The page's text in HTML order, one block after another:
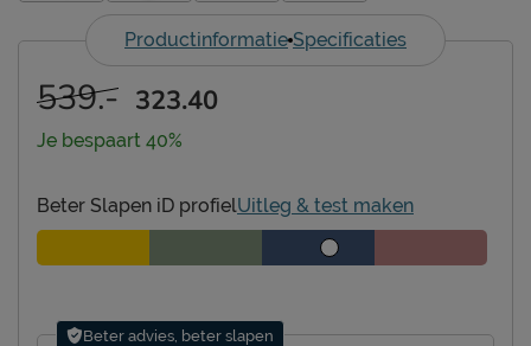
Productinformatie Specificaties
Beter Slapen iD profielUitleg & test maken
Beter advies, beter slapen
539.- 323.40
Je bespaart 40%